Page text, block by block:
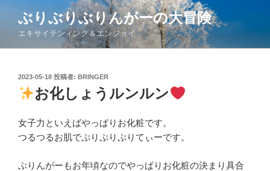
ン
ぶりぶりぶりんがーの大冒険
エキサイテンィング＆エンジョイ
投
稿
日:
2023-05-18 投稿者: BRINGER
お化しょうルンルン
女子力といえばやっぱりお化粧です。
つるつるお肌でぷりぷりぷりてぃーです。
ぶりんがーもお年頃なのでやっぱりお化粧の決まり具合